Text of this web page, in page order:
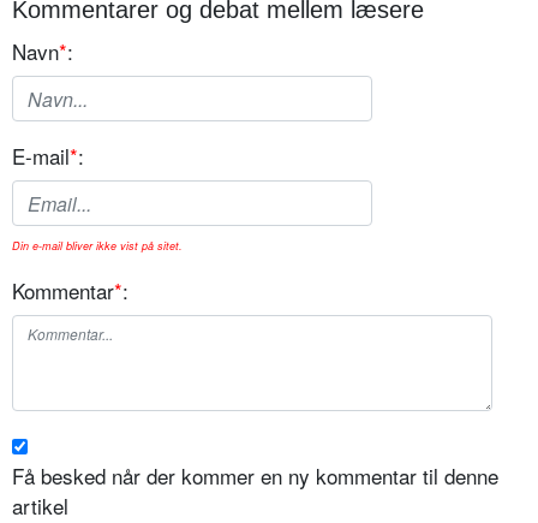
Kommentarer og debat mellem læsere
Navn*:
E-mail*:
Din e-mail bliver ikke vist på sitet.
Kommentar*:
Få besked når der kommer en ny kommentar til denne
artikel